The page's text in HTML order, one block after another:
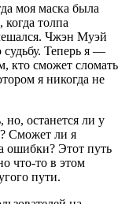
моя маска была
толпа
Чжэн Муэй
Теперь я —
кто сможет сломать
я никогда не
останется ли у
Сможет ли я
ошибки? Этот путь
что-то в этом
пути.